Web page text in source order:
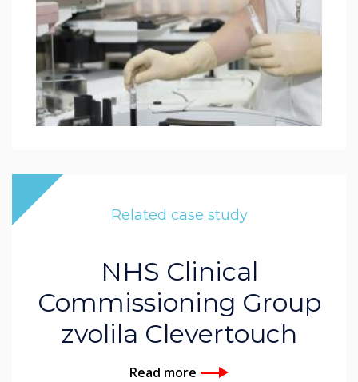
Related case study
NHS Clinical
Commissioning Group
zvolila Clevertouch
Read more